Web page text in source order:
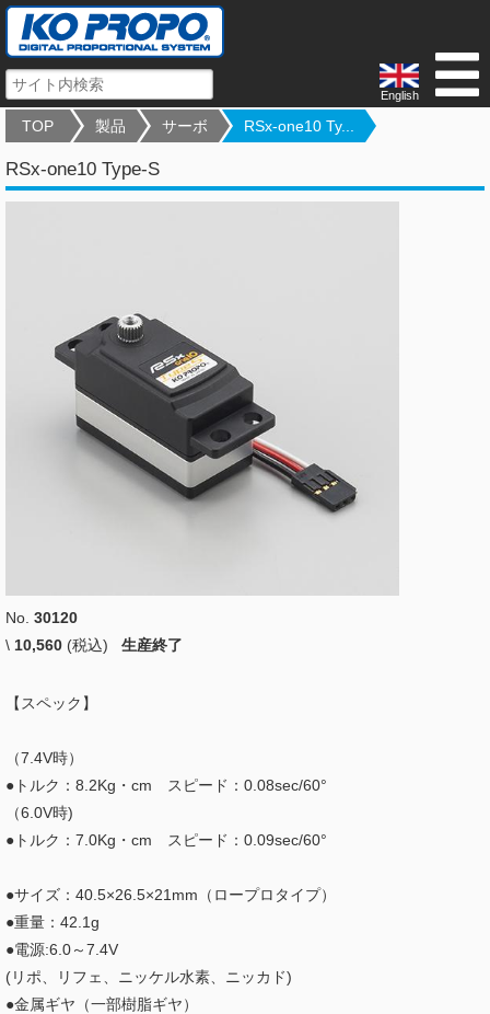
English
TOP 製品 サーボ RSx-one10 Ty...
RSx-one10 Type-S
No. 30120
\ 10,560 (税込) 生産終了
【スペック】
（7.4V時）
●トルク：8.2Kg・cm スピード：0.08sec/60°
（6.0V時)
●トルク：7.0Kg・cm スピード：0.09sec/60°
●サイズ：40.5×26.5×21mm（ロープロタイプ）
●重量：42.1g
●電源:6.0～7.4V
(リポ、リフェ、ニッケル水素、ニッカド)
●金属ギヤ（一部樹脂ギヤ）